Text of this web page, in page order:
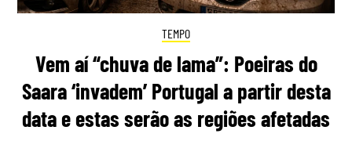
TEMPO
Vem aí “chuva de lama”: Poeiras do
Saara ‘invadem’ Portugal a partir desta
data e estas serão as regiões afetadas